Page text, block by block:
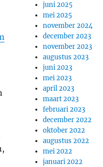
juni 2025
mei 2025
november 2024
december 2023
november 2023
augustus 2023
juni 2023
mei 2023
april 2023
maart 2023
februari 2023
december 2022
oktober 2022
augustus 2022
mei 2022
januari 2022